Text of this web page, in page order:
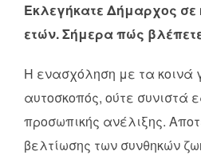
Εκλεγήκατε Δήμαρχος σε
ετών. Σήμερα πώς
Η ενασχόληση με τα κοινά
αυτοσκοπός, ούτε συνιστά
προσωπικής ανέλιξης.
βελτίωσης των συνθηκών